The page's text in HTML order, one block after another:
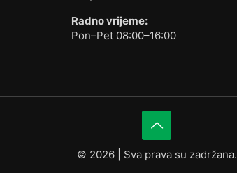
Radno vrijeme:
Pon–Pet 08:00–16:00
© 2026 | Sva prava su zadržana.